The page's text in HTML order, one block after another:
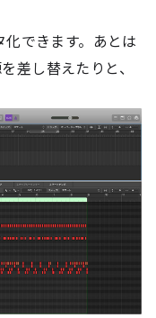
できます。あとは
差し替えたりと、